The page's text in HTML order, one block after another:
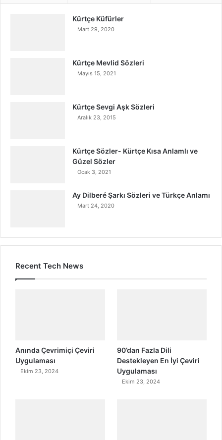
Kürtçe Küfürler
Mart 29, 2020
Kürtçe Mevlid Sözleri
Mayıs 15, 2021
Kürtçe Sevgi Aşk Sözleri
Aralık 23, 2015
Kürtçe Sözler- Kürtçe Kısa Anlamlı ve
Güzel Sözler
Ocak 3, 2021
Ay Dilberé Şarkı Sözleri ve Türkçe Anlamı
Mart 24, 2020
Recent Tech News
Anında Çevrimiçi Çeviri
Uygulaması
Ekim 23, 2024
90’dan Fazla Dili
Destekleyen En İyi Çeviri
Uygulaması
Ekim 23, 2024